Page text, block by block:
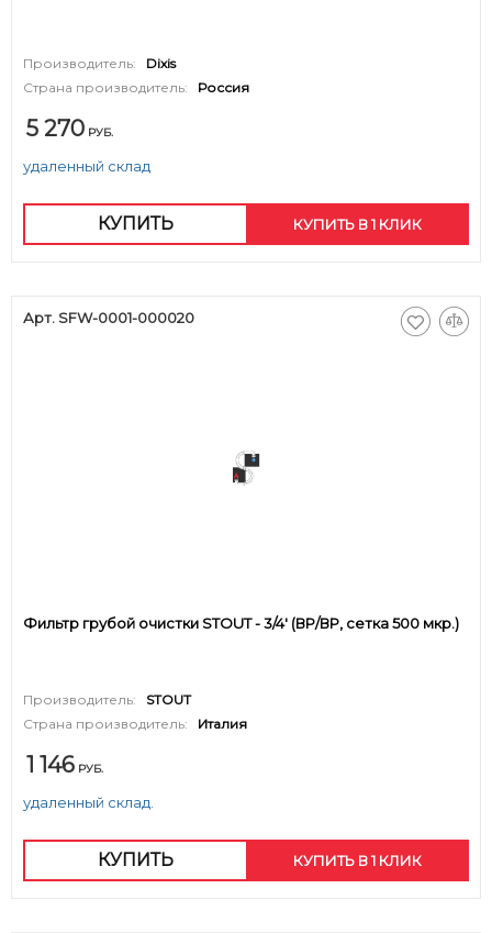
Производитель:
Dixis
Страна производитель:
Россия
5 270 РУБ.
удаленный склад
КУПИТЬ КУПИТЬ В 1 КЛИК
Арт. SFW-0001-000020
Фильтр грубой очистки STOUT - 3/4' (ВР/ВР, сетка 500 мкр.)
Производитель:
STOUT
Страна производитель:
Италия
1 146 РУБ.
удаленный склад.
КУПИТЬ КУПИТЬ В 1 КЛИК